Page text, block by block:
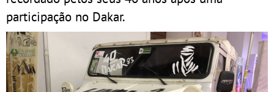
participação no Dakar.